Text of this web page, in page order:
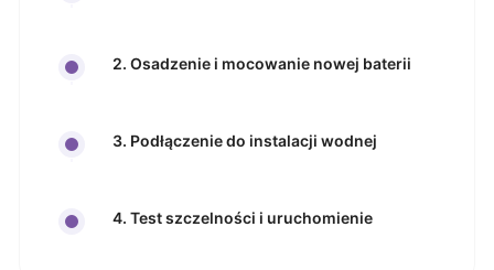
2. Osadzenie i mocowanie nowej baterii
3. Podłączenie do instalacji wodnej
4. Test szczelności i uruchomienie